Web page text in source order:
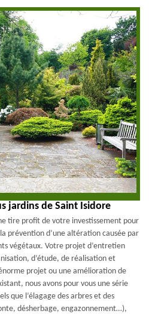
jardins de Saint Isidore
tire profit de votre investissement pour
prévention d’une altération causée par
végétaux. Votre projet d’entretien
d’étude, de réalisation et
projet ou une amélioration de
nous avons pour vous une série
que l’élagage des arbres et des
désherbage, engazonnement…),